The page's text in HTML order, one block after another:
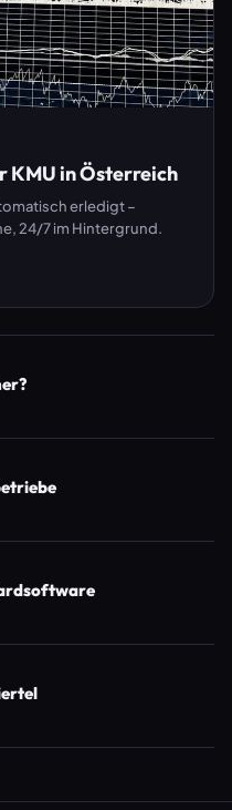
in Österreich
erledigt –
24/7 im Hintergrund.